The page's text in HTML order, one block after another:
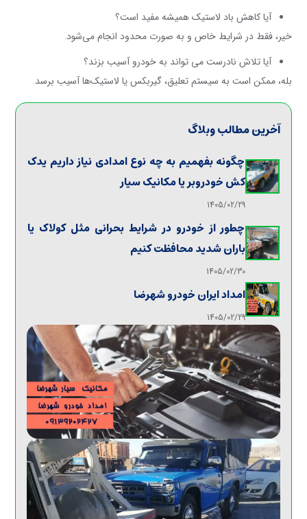
آیا کاهش باد لاستیک همیشه مفید است؟
خیر، فقط در شرایط خاص و به صورت محدود انجام می‌شود.
آیا تلاش نادرست می تواند به خودرو آسیب بزند؟
بله، ممکن است به سیستم تعلیق، گیربکس یا لاستیک‌ها آسیب برسد.
آخرین مطالب وبلاگ
چگونه بفهمیم به چه نوع امدادی نیاز داریم یدک
کش خودروبر یا مکانیک سیار
1405/02/29
چطور از خودرو در شرایط بحرانی مثل کولاک یا
باران شدید محافظت کنیم
1405/02/30
امداد ایران خودرو شهرضا
1405/02/29